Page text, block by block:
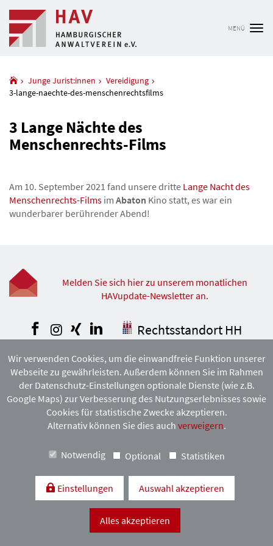
MENÜ
Junge Jurist:innen
Vereidigung
3-lange-naechte-des-menschenrechtsfilms
3 Lange Nächte des
Menschenrechts-Films
Am 10. September 2021 fand unsere dritte Lange Nacht des
Menschenrechts-Films im Abaton Kino statt, es war ein
wunderbarer berührender Abend!
Melden Sie sich hier zu unserem monatlichen
HAVupdate-Newsletter an.
Facebook
Instagram
XingLinkedInRechtsstandort HH
COPYRIGHT © DEUTSCHER ANWALTVEREIN 2026. ALLE RECHTE
VORBEHALTEN. VERVIELFÄLTIGUNG
UND VERBREITUNG NUR MIT VORHERIGER ZUSTIMMUNG DES
HAMBURGISCHEN ANWALTVEREINS.
Mitgliedschaft:
Kontakt & Anfahrt Impressum Datenschutzerklärung
Wir verwenden Cookies, um die einwandfreie Funktion unserer
Webseite zu gewährleisten. Außerdem können Sie im Rahmen
der Datenschutz-Einstellungen optionale Dienste (wie z.B.
Google Maps) zur Verbesserung des Nutzungserlebnisses sowie
Cookies für statistische Zwecke akzeptieren.
Alternativ können Sie dies auch verweigern.
Notwendig Optional Statistiken
Einstellungen Auswahl akzeptieren
Alles akzeptieren